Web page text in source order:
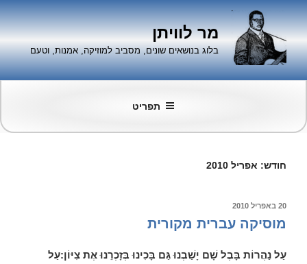
דילוג
לתוכן
מר לוויתן
בלוג בנושאים שונים, מסביב למוזיקה, אמנות, וטעם
תפריט
חודש: אפריל 2010
פורסם
20 באפריל 2010
מוסיקה עברית מקורית
עַל נַהֲרוֹת בָּבֶל שָׁם יָשַׁבְנוּ גַּם בָּכִינוּ בְּזָכְרֵנוּ אֶת צִיּוֹן:עַל